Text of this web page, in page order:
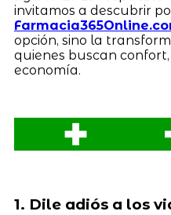
invitamos a descubrir
opción, sino la
quienes buscan
economía.
1. Dile adiós a los